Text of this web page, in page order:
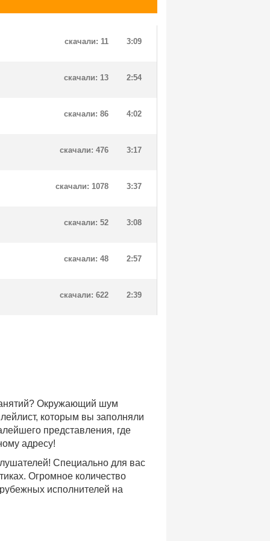
3:09
скачали: 11
2:54
скачали: 13
4:02
скачали: 86
3:17
скачали: 476
3:37
скачали: 1078
3:08
скачали: 52
2:57
скачали: 48
2:39
скачали: 622
Окружающий шум
которым вы заполняли
представления, где
адресу!
Специально для вас
Огромное количество
исполнителей на